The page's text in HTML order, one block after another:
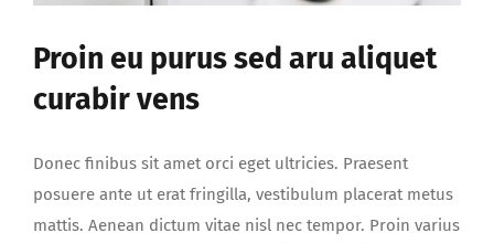
Proin eu purus sed aru aliquet
curabir vens
Donec finibus sit amet orci eget ultricies. Praesent
posuere ante ut erat fringilla, vestibulum placerat metus
mattis. Aenean dictum vitae nisl nec tempor. Proin varius